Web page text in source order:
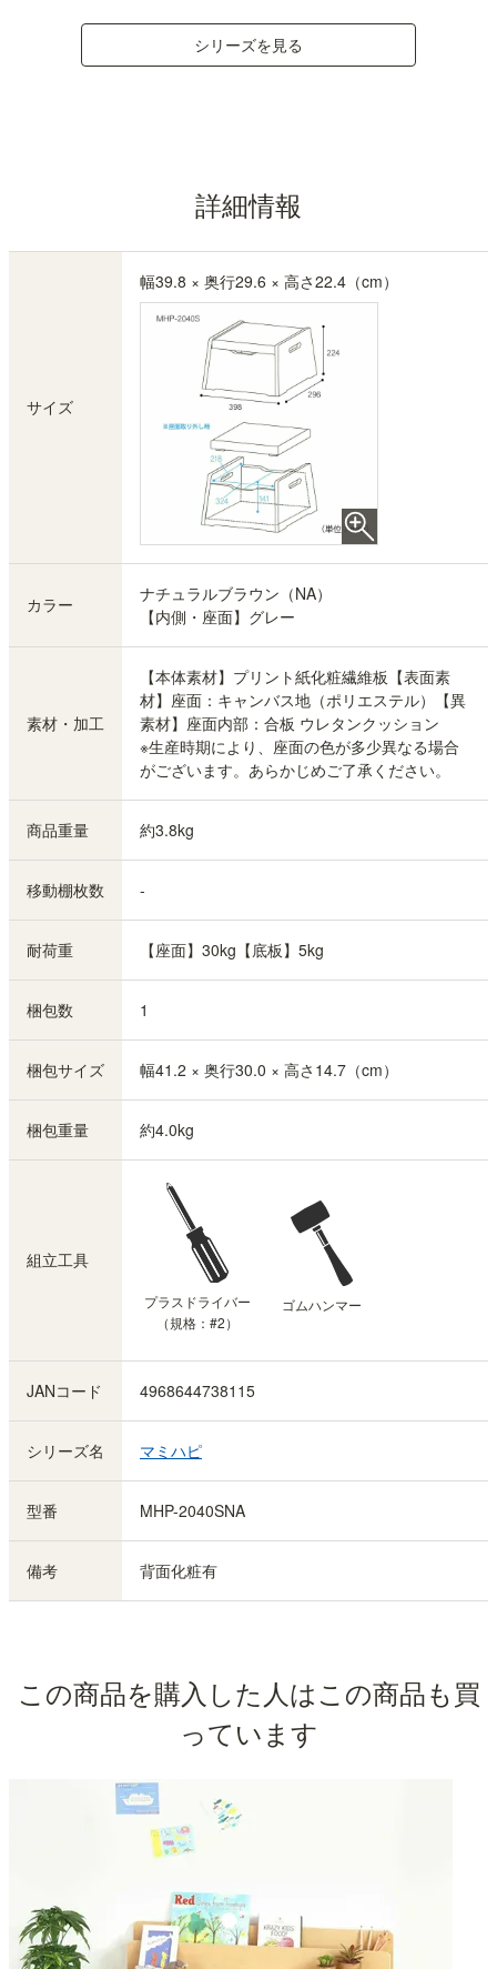
シリーズを見る
詳細情報
サイズ
幅39.8 × 奥行29.6 × 高さ22.4（cm）
カラー
ナチュラルブラウン（NA）
【内側・座面】グレー
素材・加工
【本体素材】プリント紙化粧繊維板【表面素
材】座面：キャンバス地（ポリエステル）【異
素材】座面内部：合板 ウレタンクッション
※生産時期により、座面の色が多少異なる場合
がございます。あらかじめご了承ください。
商品重量 約3.8kg
移動棚枚数 -
耐荷重 【座面】30kg【底板】5kg
梱包数 1
梱包サイズ 幅41.2 × 奥行30.0 × 高さ14.7（cm）
梱包重量 約4.0kg
組立工具
プラスドライバー
（規格：#2）
ゴムハンマー
JANコード 4968644738115
シリーズ名 マミハピ
型番 MHP-2040SNA
備考 背面化粧有
この商品を購入した人はこの商品も買
っています